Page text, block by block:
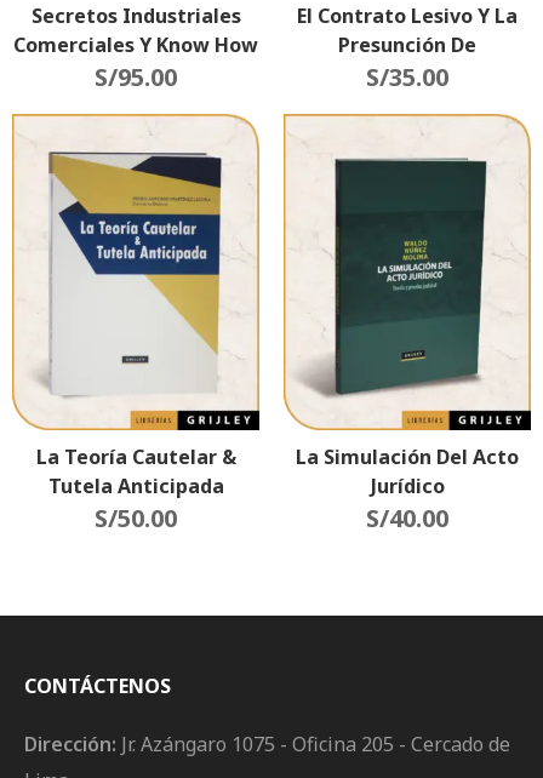
Secretos Industriales
Comerciales Y Know How
S/95.00
El Contrato Lesivo Y La
Presunción De
Aprovechamiento De La
S/35.00
La Teoría Cautelar &
Tutela Anticipada
S/50.00
La Simulación Del Acto
Jurídico
S/40.00
CONTÁCTENOS
Dirección: Jr. Azángaro 1075 - Oficina 205 - Cercado de